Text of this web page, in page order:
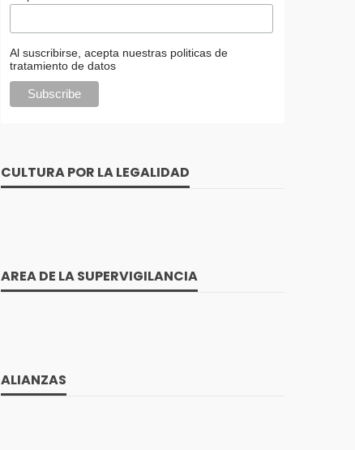
Al suscribirse, acepta nuestras politicas de
tratamiento de datos
CULTURA POR LA LEGALIDAD
AREA DE LA SUPERVIGILANCIA
ALIANZAS